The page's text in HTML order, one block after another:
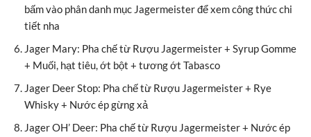
bấm vào phân danh mục Jagermeister để xem công thức chi
tiết nha
Jager Mary: Pha chế từ Rượu Jagermeister + Syrup Gomme
+ Muối, hạt tiêu, ớt bột + tương ớt Tabasco
Jager Deer Stop: Pha chế từ Rượu Jagermeister + Rye
Whisky + Nước ép gừng xả
Jager OH’ Deer: Pha chế từ Rượu Jagermeister + Nước ép